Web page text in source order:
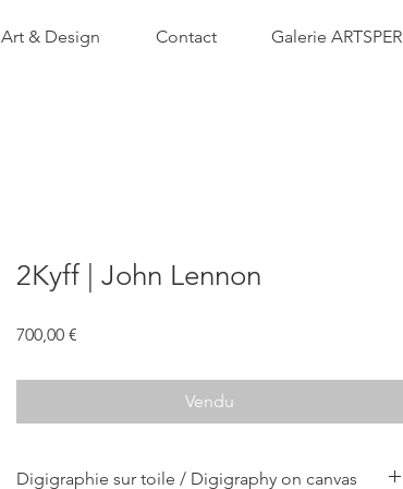
Art & Design Contact Galerie ARTSPER
2Kyff | John Lennon
700,00 €
Vendu
Digigraphie sur toile / Digigraphy on canvas